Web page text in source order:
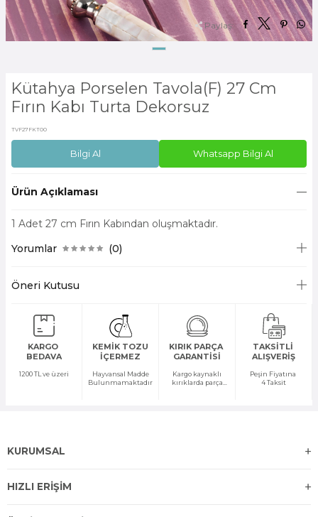
Paylaş:
Kütahya Porselen Tavola(F) 27 Cm
Fırın Kabı Turta Dekorsuz
TVF27FKT00
Bilgi Al Whatsapp Bilgi Al
Ürün Açıklaması
1 Adet 27 cm Fırın Kabından oluşmaktadır.
Yorumlar
(0)
Öneri Kutusu
KARGO
BEDAVA
1200 TL ve üzeri
KEMİK TOZU
İÇERMEZ
Hayvansal Madde
Bulunmamaktadır
KIRIK PARÇA
GARANTİSİ
Kargo kaynaklı
kırıklarda parça
TAKSİTLİ
ALIŞVERİŞ
Peşin Fiyatına
4 Taksit
KURUMSAL
HIZLI ERİŞİM